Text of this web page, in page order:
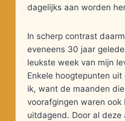
dagelijks aan worden
In scherp contrast
eveneens 30 jaar
leukste week van mijn
Enkele hoogtepunten
ik, want de maanden
voorafgingen waren ook
uitdagend. Door al deze